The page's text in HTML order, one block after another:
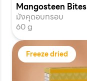
Mangosteen Bites
มังคุดอบกรอบ
60 g
Freeze dried